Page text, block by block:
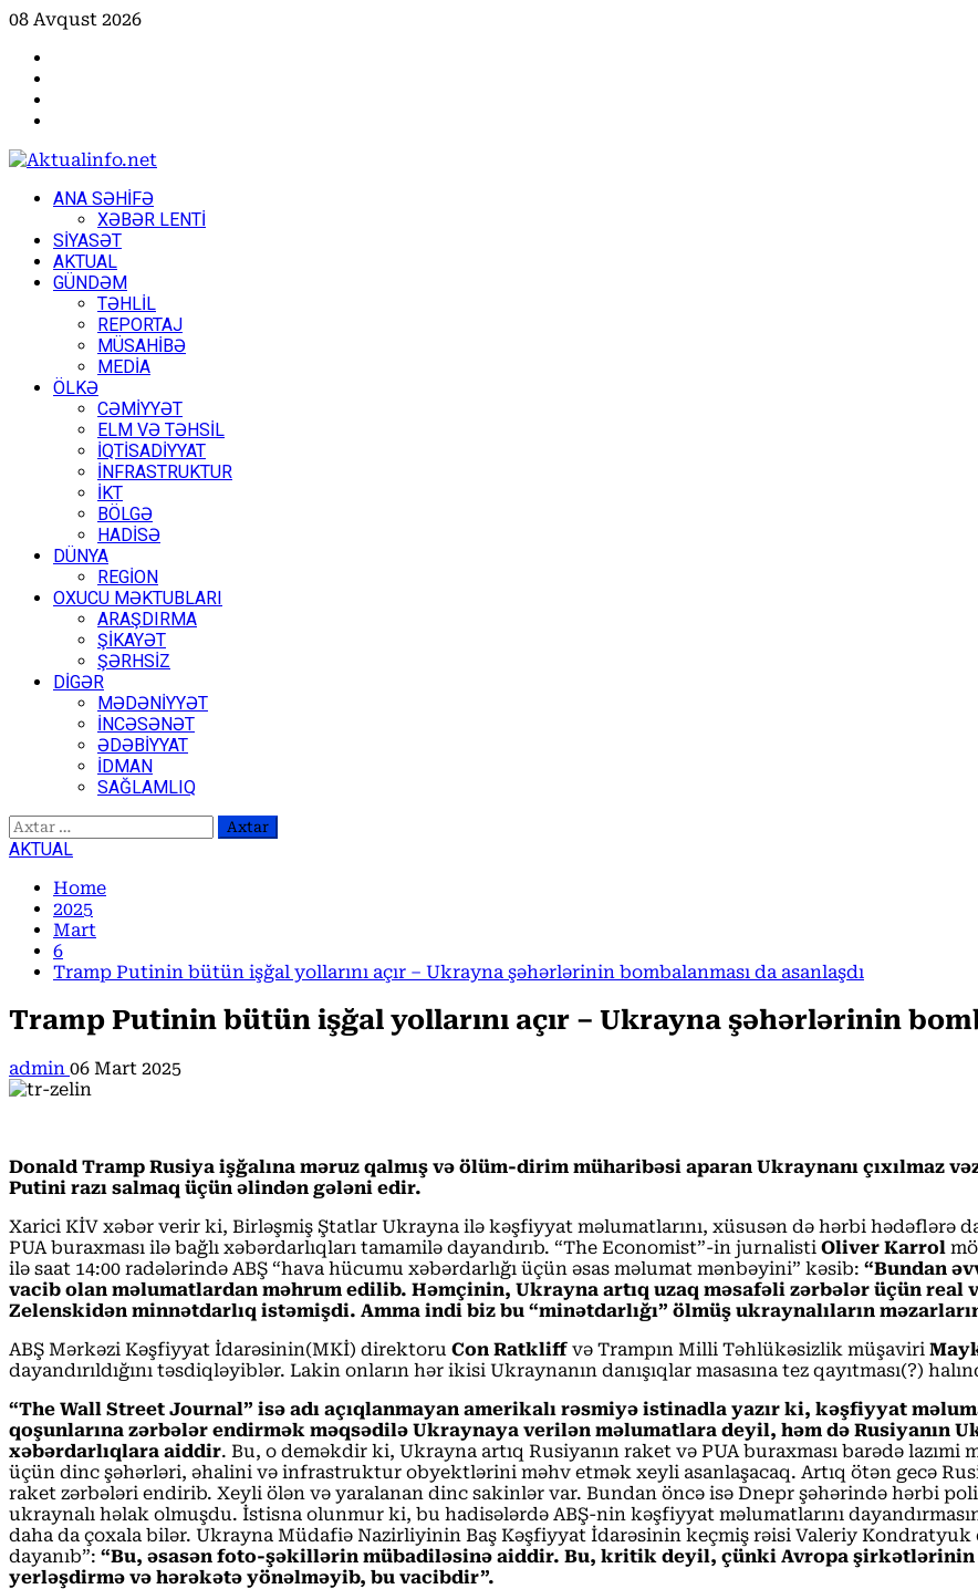
Skip
content
08 Avqust 2026
PrimaryANA SƏHİFƏ
XƏBƏR LENTİ
SİYASƏT
AKTUAL
GÜNDƏM
TƏHLİL
REPORTAJ
MÜSAHİBƏ
MEDİA
ÖLKƏ
CƏMİYYƏT
ELM VƏ TƏHSİL
İQTİSADİYYAT
İNFRASTRUKTUR
İKT
BÖLGƏ
HADİSƏ
DÜNYA
REGİON
OXUCU MƏKTUBLARI
ARAŞDIRMA
ŞİKAYƏT
ŞƏRHSİZ
DİGƏR
MƏDƏNİYYƏT
İNCƏSƏNƏT
ƏDƏBİYYAT
İDMAN
SAĞLAMLIQ
Axtarış:
AKTUAL
Home
2025
Mart
6
Tramp Putinin bütün işğal yollarını açır – Ukrayna şəhərlərinin bombalanması da asanlaşdı
Tramp Putinin bütün işğal yollarını açır – Ukrayna şəhərlərinin
admin 06 Mart 2025
Donald Tramp Rusiya işğalına məruz qalmış və ölüm-dirim müharibəsi aparan Ukraynanı çıxılmaz
Putini razı salmaq üçün əlindən gələni edir.
Xarici KİV xəbər verir ki, Birləşmiş Ştatlar Ukrayna ilə kəşfiyyat məlumatlarını, xüsusən də hərbi hədəflərə
PUA buraxması ilə bağlı xəbərdarlıqları tamamilə dayandırıb. “The Economist”-in jurnalisti Oliver Karrol
ilə saat 14:00 radələrində ABŞ “hava hücumu xəbərdarlığı üçün əsas məlumat mənbəyini” kəsib: “Bundan
vacib olan məlumatlardan məhrum edilib. Həmçinin, Ukrayna artıq uzaq məsafəli zərbələr üçün real
Zelenskidən minnətdarlıq istəmişdi. Amma indi biz bu “minətdarlığı” ölmüş ukraynalıların
ABŞ Mərkəzi Kəşfiyyat İdarəsinin(MKİ) direktoru Con Ratkliff və Trampın Milli Təhlükəsizlik müşaviri
dayandırıldığını təsdiqləyiblər. Lakin onların hər ikisi Ukraynanın danışıqlar masasına tez qayıtması(?)
“The Wall Street Journal” isə adı açıqlanmayan amerikalı rəsmiyə istinadla yazır ki, kəşfiyyat
qoşunlarına zərbələr endirmək məqsədilə Ukraynaya verilən məlumatlara deyil, həm də Rusiyanın
xəbərdarlıqlara aiddir. Bu, o deməkdir ki, Ukrayna artıq Rusiyanın raket və PUA buraxması barədə
üçün dinc şəhərləri, əhalini və infrastruktur obyektlərini məhv etmək xeyli asanlaşacaq. Artıq ötən gecə
raket zərbələri endirib. Xeyli ölən və yaralanan dinc sakinlər var. Bundan öncə isə Dnepr şəhərində hərbi
ukraynalı həlak olmuşdu. İstisna olunmur ki, bu hadisələrdə ABŞ-nin kəşfiyyat məlumatlarını
daha da çoxala bilər. Ukrayna Müdafiə Nazirliyinin Baş Kəşfiyyat İdarəsinin keçmiş rəisi Valeriy
dayanıb”: “Bu, əsasən foto-şəkillərin mübadiləsinə aiddir. Bu, kritik deyil, çünki Avropa şirkətlərinin
yerləşdirmə və hərəkətə yönəlməyib, bu vacibdir”.